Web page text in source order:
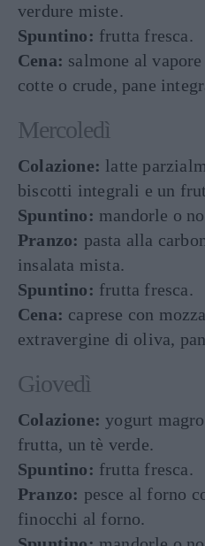
verdure miste.
Spuntino: frutta fresca.
Cena: salmone al
cotte o crude, pane
Mercoledì
Colazione: latte
biscotti integrali e un
Spuntino: mandorle o
Pranzo: pasta alla
insalata mista.
Spuntino: frutta fresca.
Cena: caprese con
extravergine di oliva,
Giovedì
Colazione: yogurt
frutta, un tè verde.
Spuntino: frutta fresca.
Pranzo: pesce al forno
finocchi al forno.